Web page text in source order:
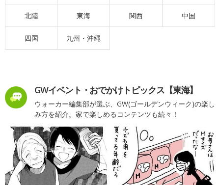
北陸 東海 関西 中国
四国 九州・沖縄
GWイベント・おでかけトピックス【東海】
ウォーカー編集部が選ぶ、GW(ゴールデンウィーク)の楽し
み方を紹介。家で楽しめるコンテンツも続々！